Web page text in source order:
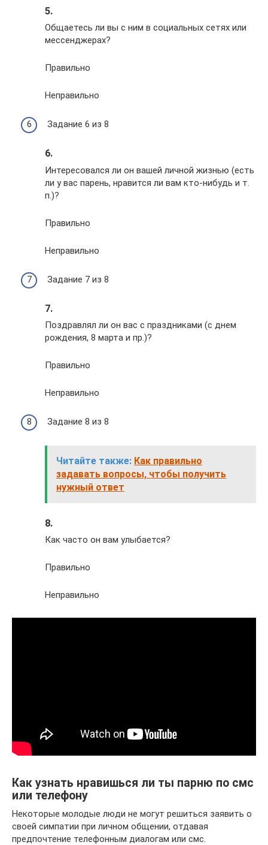
5.
Общаетесь ли вы с ним в социальных сетях или
мессенджерах?
Правильно
Неправильно
Задание 6 из 8
6.
Интересовался ли он вашей личной жизнью (есть
ли у вас парень, нравится ли вам кто-нибудь и т.
п.)?
Правильно
Неправильно
Задание 7 из 8
7.
Поздравлял ли он вас с праздниками (с днем
рождения, 8 марта и пр.)?
Правильно
Неправильно
Задание 8 из 8
Читайте также: Как правильно
задавать вопросы, чтобы получить
нужный ответ
8.
Как часто он вам улыбается?
Правильно
Неправильно
Как узнать нравишься ли ты парню по смс
или телефону
Некоторые молодые люди не могут решиться заявить о
своей симпатии при личном общении, отдавая
предпочтение телефонным диалогам или смс.